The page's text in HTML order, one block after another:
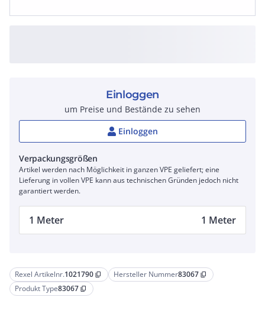
Rexel Artikelnr.1021790 content_copy Hersteller Nummer83067 content_copy
Produkt Type83067 content_copy
Einloggen
um Preise und Bestände zu sehen
Einloggen
Verpackungsgrößen
Artikel werden nach Möglichkeit in ganzen VPE geliefert; eine
Lieferung in vollen VPE kann aus technischen Gründen jedoch nicht
garantiert werden.
1 Meter 1 Meter